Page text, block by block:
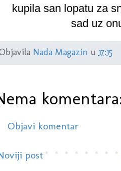
kupila san lopatu za
sad uz
Nada Magazin u 17:15
Objavi komentar
post